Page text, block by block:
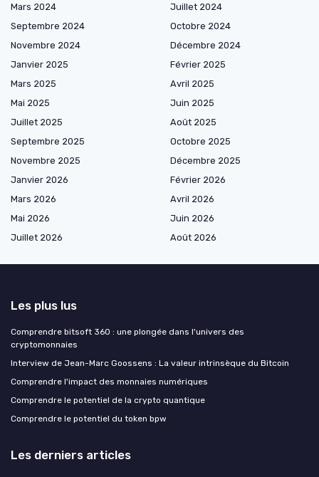
Mars 2024
Juillet 2024
Septembre 2024
Octobre 2024
Novembre 2024
Décembre 2024
Janvier 2025
Février 2025
Mars 2025
Avril 2025
Mai 2025
Juin 2025
Juillet 2025
Août 2025
Septembre 2025
Octobre 2025
Novembre 2025
Décembre 2025
Janvier 2026
Février 2026
Mars 2026
Avril 2026
Mai 2026
Juin 2026
Juillet 2026
Août 2026
Les plus lus
Comprendre bitsoft 360 : une plongée dans l'univers des
cryptomonnaies
Interview de Jean-Marc Goossens : La valeur intrinsèque du Bitcoin
Comprendre l'impact des monnaies numériques
Comprendre le potentiel de la crypto quantique
Comprendre le potentiel du token bpw
Les derniers articles